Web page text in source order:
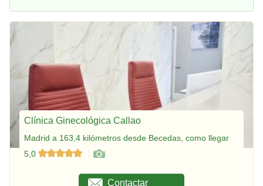
Clínica Ginecológica Callao
Madrid a 163,4 kilómetros desde Becedas, como llegar
5,0
Contactar